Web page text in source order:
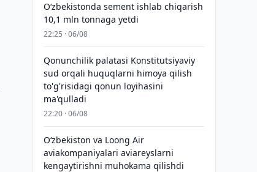
O‘zbekistonda sement ishlab chiqarish
10,1 mln tonnaga yetdi
22:25 · 06/08
Qonunchilik palatasi Konstitutsiyaviy
sud orqali huquqlarni himoya qilish
to'g'risidagi qonun loyihasini
ma'qulladi
22:20 · 06/08
Oʻzbekiston va Loong Air
aviakompaniyalari aviareyslarni
kengaytirishni muhokama qilishdi